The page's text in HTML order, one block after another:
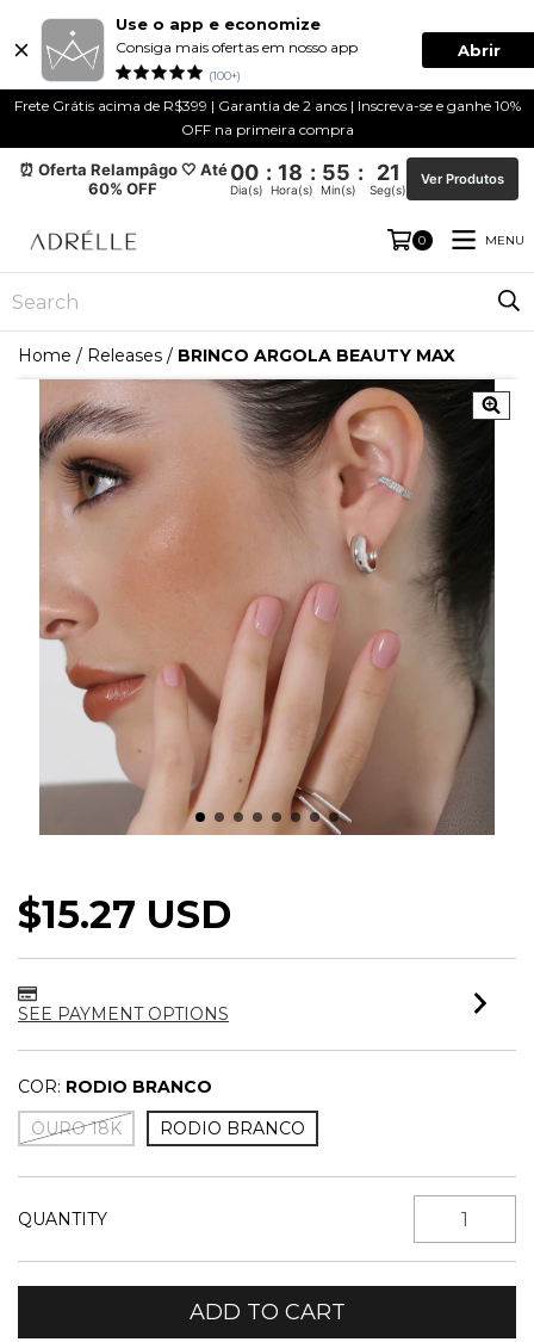
Use o app e economize
Consiga mais ofertas em nosso app
(100+)
Abrir
Frete Grátis acima de R$399 | Garantia de 2 anos | Inscreva-se e ganhe 10%
OFF na primeira compra
⏰ Oferta Relampâgo 🤍 Até
60% OFF
00 : 18 : 55 : 21
Dia(s) Hora(s) Min(s) Seg(s)
Ver Produtos
0 MENU
Home / Releases / BRINCO ARGOLA BEAUTY MAX
$15.27 USD
SEE PAYMENT OPTIONS
COR: RODIO BRANCO
OURO 18K
RODIO BRANCO
QUANTITY